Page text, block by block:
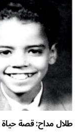
طلال مداح: قصة